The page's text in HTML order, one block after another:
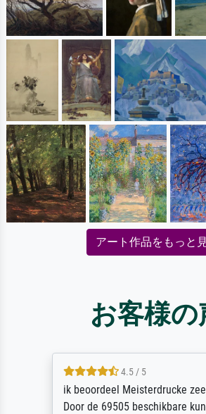
アート作品をもっと
お客様の
4.5 / 5
ik beoordeel Meisterdrucke
Door de 69505 beschikbare